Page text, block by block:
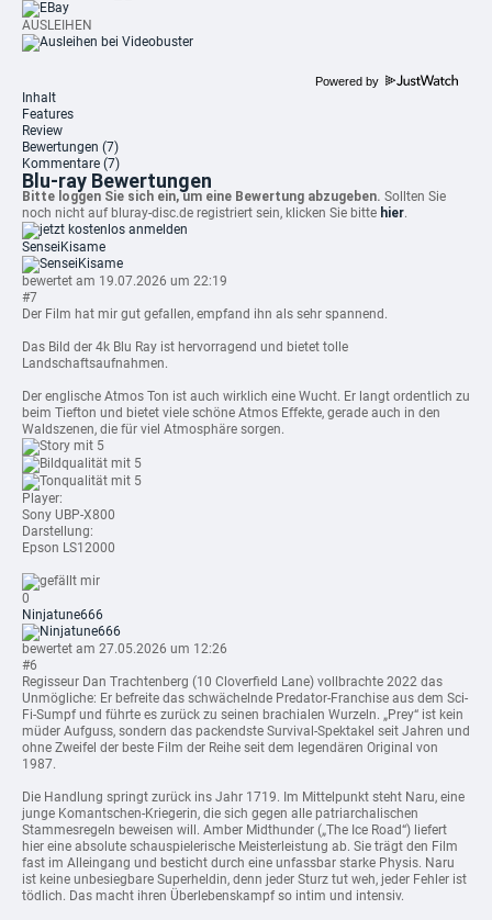
AUSLEIHEN
Powered by
Inhalt
Features
Review
Bewertungen (7)
Kommentare (7)
Blu-ray Bewertungen
Bitte loggen Sie sich ein, um eine Bewertung abzugeben. Sollten Sie
noch nicht auf bluray-disc.de registriert sein, klicken Sie bitte hier.
SenseiKisame
bewertet am 19.07.2026 um 22:19
#7
Der Film hat mir gut gefallen, empfand ihn als sehr spannend.
Das Bild der 4k Blu Ray ist hervorragend und bietet tolle
Landschaftsaufnahmen.
Der englische Atmos Ton ist auch wirklich eine Wucht. Er langt ordentlich zu
beim Tiefton und bietet viele schöne Atmos Effekte, gerade auch in den
Waldszenen, die für viel Atmosphäre sorgen.
mit 5
mit 5
mit 5
Player:
Sony UBP-X800
Darstellung:
Epson LS12000
0
Ninjatune666
bewertet am 27.05.2026 um 12:26
#6
Regisseur Dan Trachtenberg (10 Cloverfield Lane) vollbrachte 2022 das
Unmögliche: Er befreite das schwächelnde Predator-Franchise aus dem Sci-
Fi-Sumpf und führte es zurück zu seinen brachialen Wurzeln. „Prey“ ist kein
müder Aufguss, sondern das packendste Survival-Spektakel seit Jahren und
ohne Zweifel der beste Film der Reihe seit dem legendären Original von
1987.
Die Handlung springt zurück ins Jahr 1719. Im Mittelpunkt steht Naru, eine
junge Komantschen-Kriegerin, die sich gegen alle patriarchalischen
Stammesregeln beweisen will. Amber Midthunder („The Ice Road“) liefert
hier eine absolute schauspielerische Meisterleistung ab. Sie trägt den Film
fast im Alleingang und besticht durch eine unfassbar starke Physis. Naru
ist keine unbesiegbare Superheldin, denn jeder Sturz tut weh, jeder Fehler ist
tödlich. Das macht ihren Überlebenskampf so intim und intensiv.